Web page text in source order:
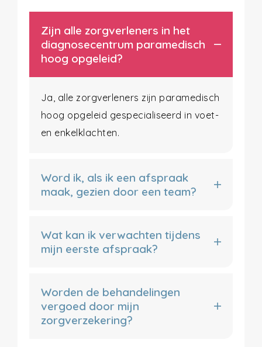
Zijn alle zorgverleners in het
diagnosecentrum paramedisch
hoog opgeleid?
Ja, alle zorgverleners zijn paramedisch
hoog opgeleid gespecialiseerd in voet-
en enkelklachten.
Word ik, als ik een afspraak
maak, gezien door een team?
Wat kan ik verwachten tijdens
mijn eerste afspraak?
Worden de behandelingen
vergoed door mijn
zorgverzekering?